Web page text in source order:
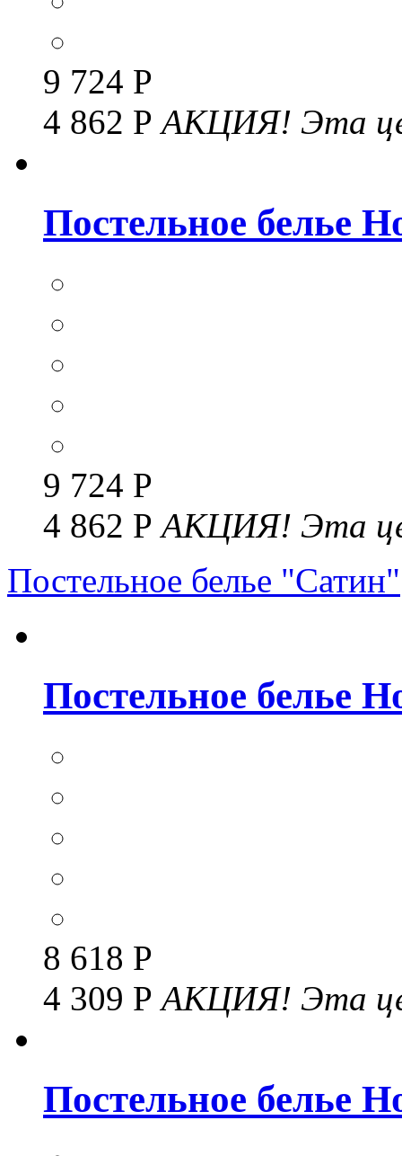
9 724 Р
4 862 РАКЦИЯ! Эта
Постельное белье
9 724 Р
4 862 РАКЦИЯ! Эта
Постельное белье "Сатин"
Постельное белье
8 618 Р
4 309 РАКЦИЯ! Эта
Постельное белье